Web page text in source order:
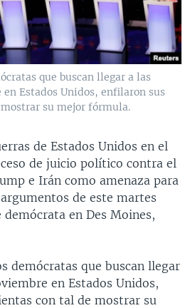
que buscan llegar a las
Estados Unidos, enfilaron sus
su mejor fórmula.
de Estados Unidos en el
de juicio político contra el
e Irán como amenaza para
de este martes
en Des Moines,
demócratas que buscan llegar
en Estados Unidos,
con tal de mostrar su